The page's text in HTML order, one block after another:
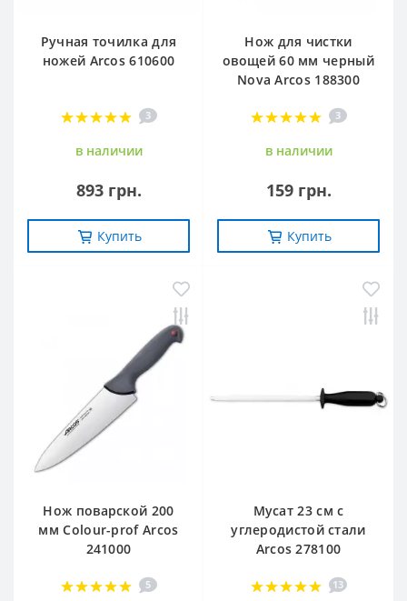
Ручная точилка для
ножей Arcos 610600
3
в наличии
893 грн.
Купить
Нож для чистки
овощей 60 мм черный
Nova Arcos 188300
3
в наличии
159 грн.
Купить
Нож поварской 200
мм Сolour-prof Arcos
241000
5
Мусат 23 см с
углеродистой стали
Arcos 278100
13